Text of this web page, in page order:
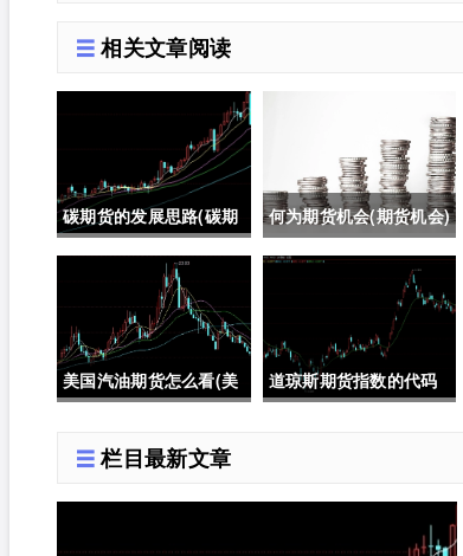
相关文章阅读
碳期货的发展思路(碳期
货在中国的发展)
何为期货机会(期货机会)
美国汽油期货怎么看(美
道琼斯期货指数的代码
栏目最新文章